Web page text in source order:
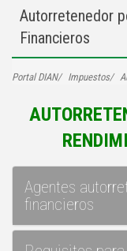
Autorretenedor
Financieros
Portal DIAN Impuestos
Agentes
financieros